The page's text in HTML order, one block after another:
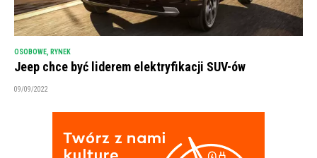
OSOBOWE RYNEK
Jeep chce być liderem elektryfikacji SUV-ów
09/09/2022